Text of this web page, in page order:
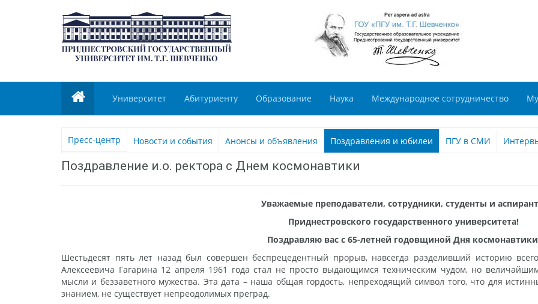
Университет Абитуриенту Образование Наука Международное сотрудничество
Пресс-центр Новости и события Анонсы и объявления Поздравления и юбилеи ПГУ в СМИ
Поздравление и.о. ректора с Днем космонавтики
Уважаемые преподаватели, сотрудники, студенты и
Приднестровского государственного университета!
Поздравляю вас с 65-летней годовщиной Дня
Шестьдесят пять лет назад был совершен беспрецедентный прорыв, навсегда разделивший историю
Алексеевича Гагарина 12 апреля 1961 года стал не просто выдающимся техническим чудом, но
мысли и беззаветного мужества. Эта дата – наша общая гордость, непреходящий символ того, что для
знанием, не существует непреодолимых преград.